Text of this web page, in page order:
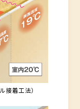
接着工法）